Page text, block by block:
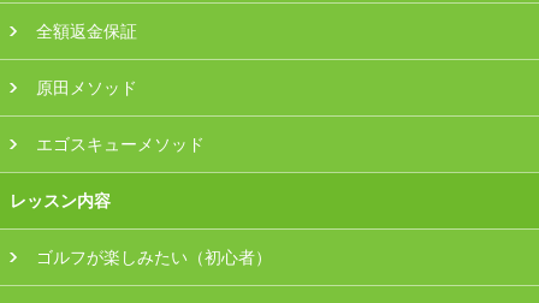
関西（大阪・兵庫・滋賀）
受講生の声
採用情報
全額返金保証
原田メソッド
エゴスキューメソッド
レッスン内容
ゴルフが楽しみたい（初心者）